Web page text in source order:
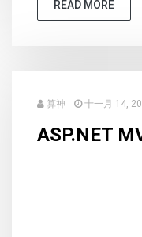
READ MORE
算神 十一月 14,
ASP.NET